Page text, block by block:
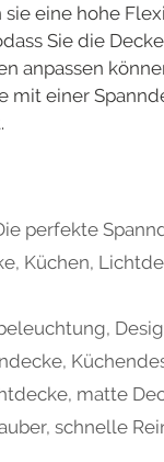
eine hohe
Sie die
anpassen
mit einer
perfekte
, Küchen,
,
,
, matte
, schnelle